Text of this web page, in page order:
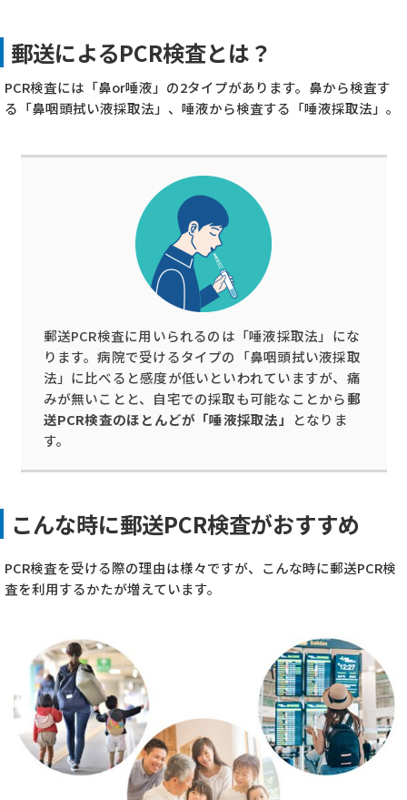
郵送によるPCR検査とは？
PCR検査には「鼻or唾液」の2タイプがあります。鼻から検査す
る「鼻咽頭拭い液採取法」、唾液から検査する「唾液採取法」。
郵送PCR検査に用いられるのは「唾液採取法」にな
ります。病院で受けるタイプの「鼻咽頭拭い液採取
法」に比べると感度が低いといわれていますが、痛
みが無いことと、自宅での採取も可能なことから郵
送PCR検査のほとんどが「唾液採取法」
となりま
す。
こんな時に郵送PCR検査がおすすめ
PCR検査を受ける際の理由は様々ですが、こんな時に郵送PCR検
査を利用するかたが増えています。